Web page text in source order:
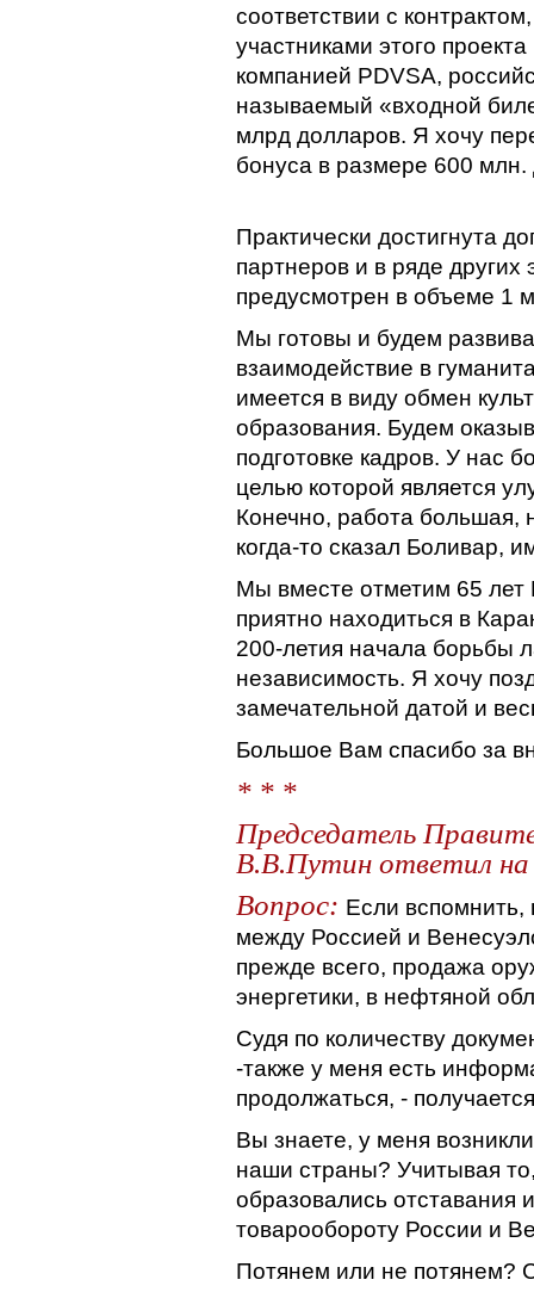
соответствии с
участниками этого
компанией PDVSA,
называемый «входной
млрд долларов. Я хочу
бонуса в размере 600 млн.
Практически достигнута
партнеров и в ряде других
предусмотрен в объеме 1
Мы готовы и будем
взаимодействие в
имеется в виду обмен
образования. Будем
подготовке кадров. У нас
целью которой является
Конечно, работа большая,
когда-то сказал Боливар,
Мы вместе отметим 65
приятно находиться в
200-летия начала борьбы
независимость. Я хочу
замечательной датой и
Большое Вам спасибо за
* * *
Председатель
В.В.Путин ответил
Вопрос: Если вспомнить,
между Россией и
прежде всего, продажа
энергетики, в нефтяной
Судя по количеству
-также у меня есть
продолжаться, -
Вы знаете, у меня
наши страны? Учитывая
образовались отставания
товарообороту России и
Потянем или не потянем?